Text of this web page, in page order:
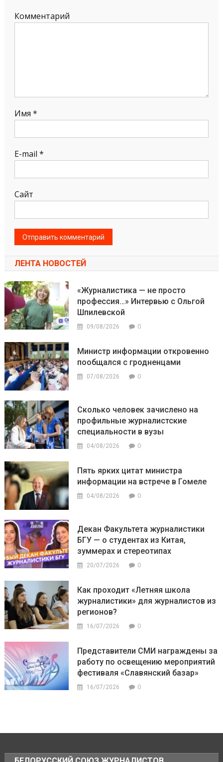
Комментарий
Имя *
E-mail *
Сайт
ЛЕНТА НОВОСТЕЙ
«Журналистика — не просто
профессия…» Интервью с Ольгой
Шпилевской
09/08/2026 0
Министр информации откровенно
пообщался с гродненцами
07/08/2026 0
Сколько человек зачислено на
профильные журналистские
специальности в вузы
04/08/2026 0
Пять ярких цитат министра
информации на встрече в Гомеле
04/08/2026 0
Декан Факультета журналистики
БГУ — о студентах из Китая,
зуммерах и стереотипах
20/07/2026 0
Как проходит «Летняя школа
журналистики» для журналистов из
регионов?
16/07/2026 0
Представители СМИ награждены за
работу по освещению мероприятий
фестиваля «Славянский базар»
16/07/2026 0